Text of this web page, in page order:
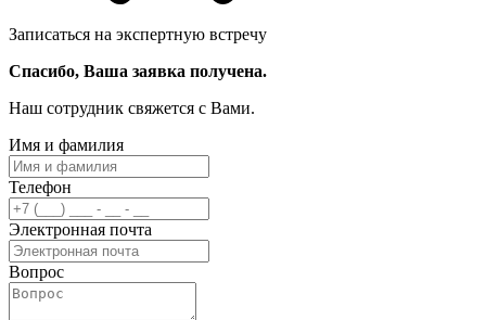
Записаться на экспертную встречу
Спасибо, Ваша заявка получена.
Наш сотрудник свяжется с Вами.
Имя и фамилия
Телефон
Электронная почта
Вопрос